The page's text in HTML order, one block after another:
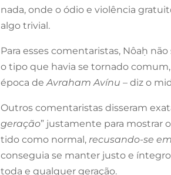
nada, onde o ódio e violência
algo trivial.
Para esses comentaristas, Nôaḥ não
o tipo que havia se tornado
época deAvraham Avínu – diz o
Outros comentaristas disseram
geração” justamente para mostrar
tido como normal,recusando-se
conseguia se manter justo e
toda e qualquer geração.